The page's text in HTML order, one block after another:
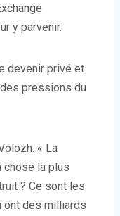
y parvenir.
devenir privé et
pressions du
« La
chose la plus
? Ce sont les
ont des milliards